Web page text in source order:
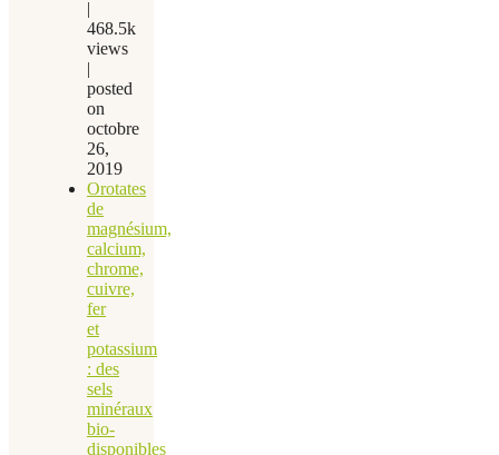
|
468.5k
views
|
posted
on
octobre
26,
2019
Orotates
de
magnésium,
calcium,
chrome,
cuivre,
fer
et
potassium
: des
sels
minéraux
bio-
disponibles